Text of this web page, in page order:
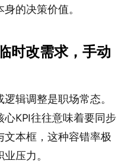
的决策价值。
时改需求，手动
辑调整是职场常态。
KPI往往意味着要同步
本框，这种容错率极
压力。